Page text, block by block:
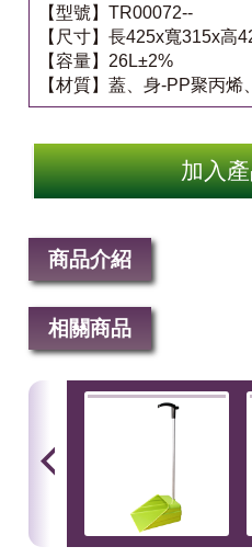
【型號】TR00072--
【尺寸】長425x寬315x高
【容量】26L±2%
【材質】蓋、身-PP聚丙
加入
商品介紹
相關商品